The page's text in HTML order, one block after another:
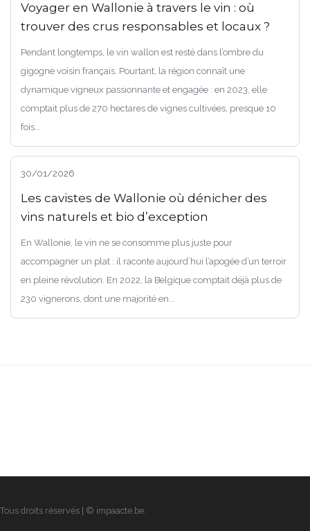
Voyager en Wallonie à travers le vin : où
trouver des crus responsables et locaux ?
Pendant longtemps, le vin wallon est resté dans l’ombre du
gigogne voisin français. Pourtant, la région connaît une
dynamique vigneux passionnante et engagée : en 2023, elle
comptait plus de 270 hectares de vignes cultivées, presque 10
fois...
30/01/2026
Les cavistes de Wallonie où dénicher des
vins naturels et bio d’exception
En Wallonie, le vin ne se consomme plus juste pour
accompagner un plat : il raconte aujourd’hui l’apogée d’un terroir
en pleine révolution. En 2022, la Belgique comptait déjà plus de
230 vignerons, dont une majorité en...
Tous droits réservés | © impaacte.be.